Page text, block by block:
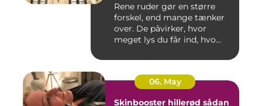
Rene ruder gør en større
forskel, end mange tænker
over. De påvirker, hvor
meget lys du får ind, hvo...
06. May
Skinbooster hillerød sådan